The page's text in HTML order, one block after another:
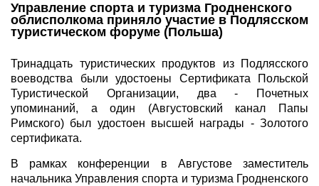
Управление спорта и туризма Гродненского
облисполкома приняло участие в Подлясском
туристическом форуме (Польша)
Тринадцать туристических продуктов из Подлясского
воеводства были удостоены Сертификата Польской
Туристической Организации, два - Почетных
упоминаний, а один (Августовский канал Папы
Римского) был удостоен высшей награды - Золотого
сертификата.
В рамках конференции в Августове заместитель
начальника Управления спорта и туризма Гродненского